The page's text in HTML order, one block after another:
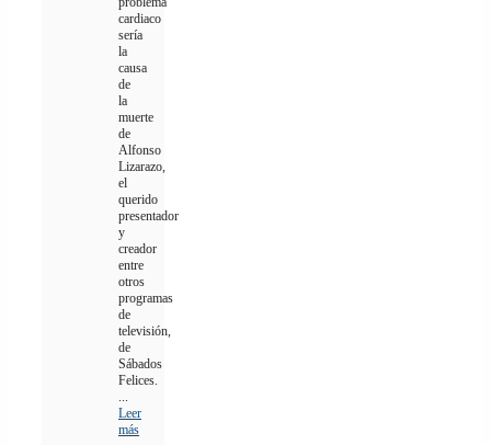
cardiaco
sería
la
causa
de
la
muerte
de
Alfonso
Lizarazo,
el
querido
presentador
y
creador
entre
otros
programas
de
televisión,
de
Sábados
Felices.
...
Leer
más